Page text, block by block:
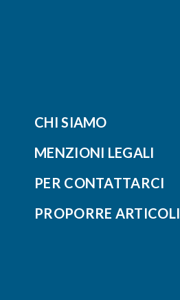
CHI SIAMO
MENZIONI LEGALI
PER CONTATTARCI
PROPORRE ARTICOLI